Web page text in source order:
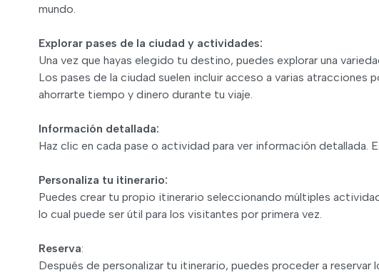
mundo.
Explorar pases de la ciudad y actividades:
Una vez que hayas elegido tu destino, puedes explorar una
Los pases de la ciudad suelen incluir acceso a varias
ahorrarte tiempo y dinero durante tu viaje.
Información detallada:
Haz clic en cada pase o actividad para ver información detallada.
Personaliza tu itinerario:
Puedes crear tu propio itinerario seleccionando múltiples
lo cual puede ser útil para los visitantes por primera vez.
Reserva:
Después de personalizar tu itinerario, puedes proceder a